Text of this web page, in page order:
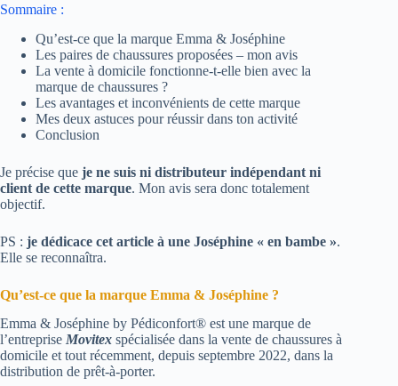
Sommaire :
Qu’est-ce que la marque Emma & Joséphine
Les paires de chaussures proposées – mon avis
La vente à domicile fonctionne-t-elle bien avec la
marque de chaussures ?
Les avantages et inconvénients de cette marque
Mes deux astuces pour réussir dans ton activité
Conclusion
Je précise que je ne suis ni distributeur indépendant ni
client de cette marque. Mon avis sera donc totalement
objectif.
PS : je dédicace cet article à une Joséphine « en bambe ».
Elle se reconnaîtra.
Qu’est-ce que la marque Emma & Joséphine ?
Emma & Joséphine by Pédiconfort® est une marque de
l’entreprise Movitex spécialisée dans la vente de chaussures à
domicile et tout récemment, depuis septembre 2022, dans la
distribution de prêt-à-porter.